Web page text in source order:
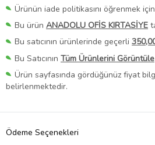
Ürünün iade politikasını öğrenmek için
Bu ürün ANADOLU OFİS KIRTASİYE
Bu satıcının ürünlerinde geçerli
Bu Satıcının Tüm Ürünlerini Görüntüle
Ürün sayfasında gördüğünüz fiyat
belirlenmektedir.
Ödeme Seçenekleri